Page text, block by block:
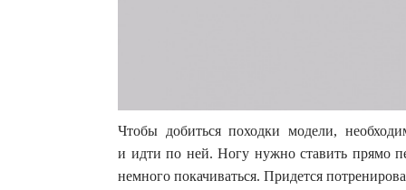
Чтобы добиться походки модели,
и идти по ней. Ногу нужно ставить прямо
немного покачиваться. Придется